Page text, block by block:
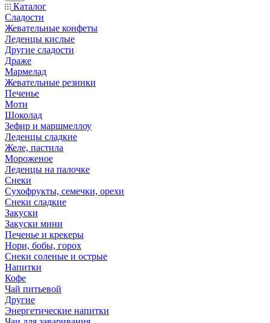
Каталог
Сладости
Жевательные конфеты
Леденцы кислые
Другие сладости
Драже
Мармелад
Жевательные резинки
Печенье
Моти
Шоколад
Зефир и маршмеллоу
Леденцы сладкие
Желе, пастила
Мороженое
Леденцы на палочке
Снеки
Сухофрукты, семечки, орехи
Снеки сладкие
Закуски
Закуски мини
Печенье и крекеры
Нори, бобы, горох
Снеки соленые и острые
Напитки
Кофе
Чай питьевой
Другие
Энергетические напитки